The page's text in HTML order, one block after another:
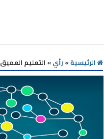
الرئيسية» رأي» التعليم العميق